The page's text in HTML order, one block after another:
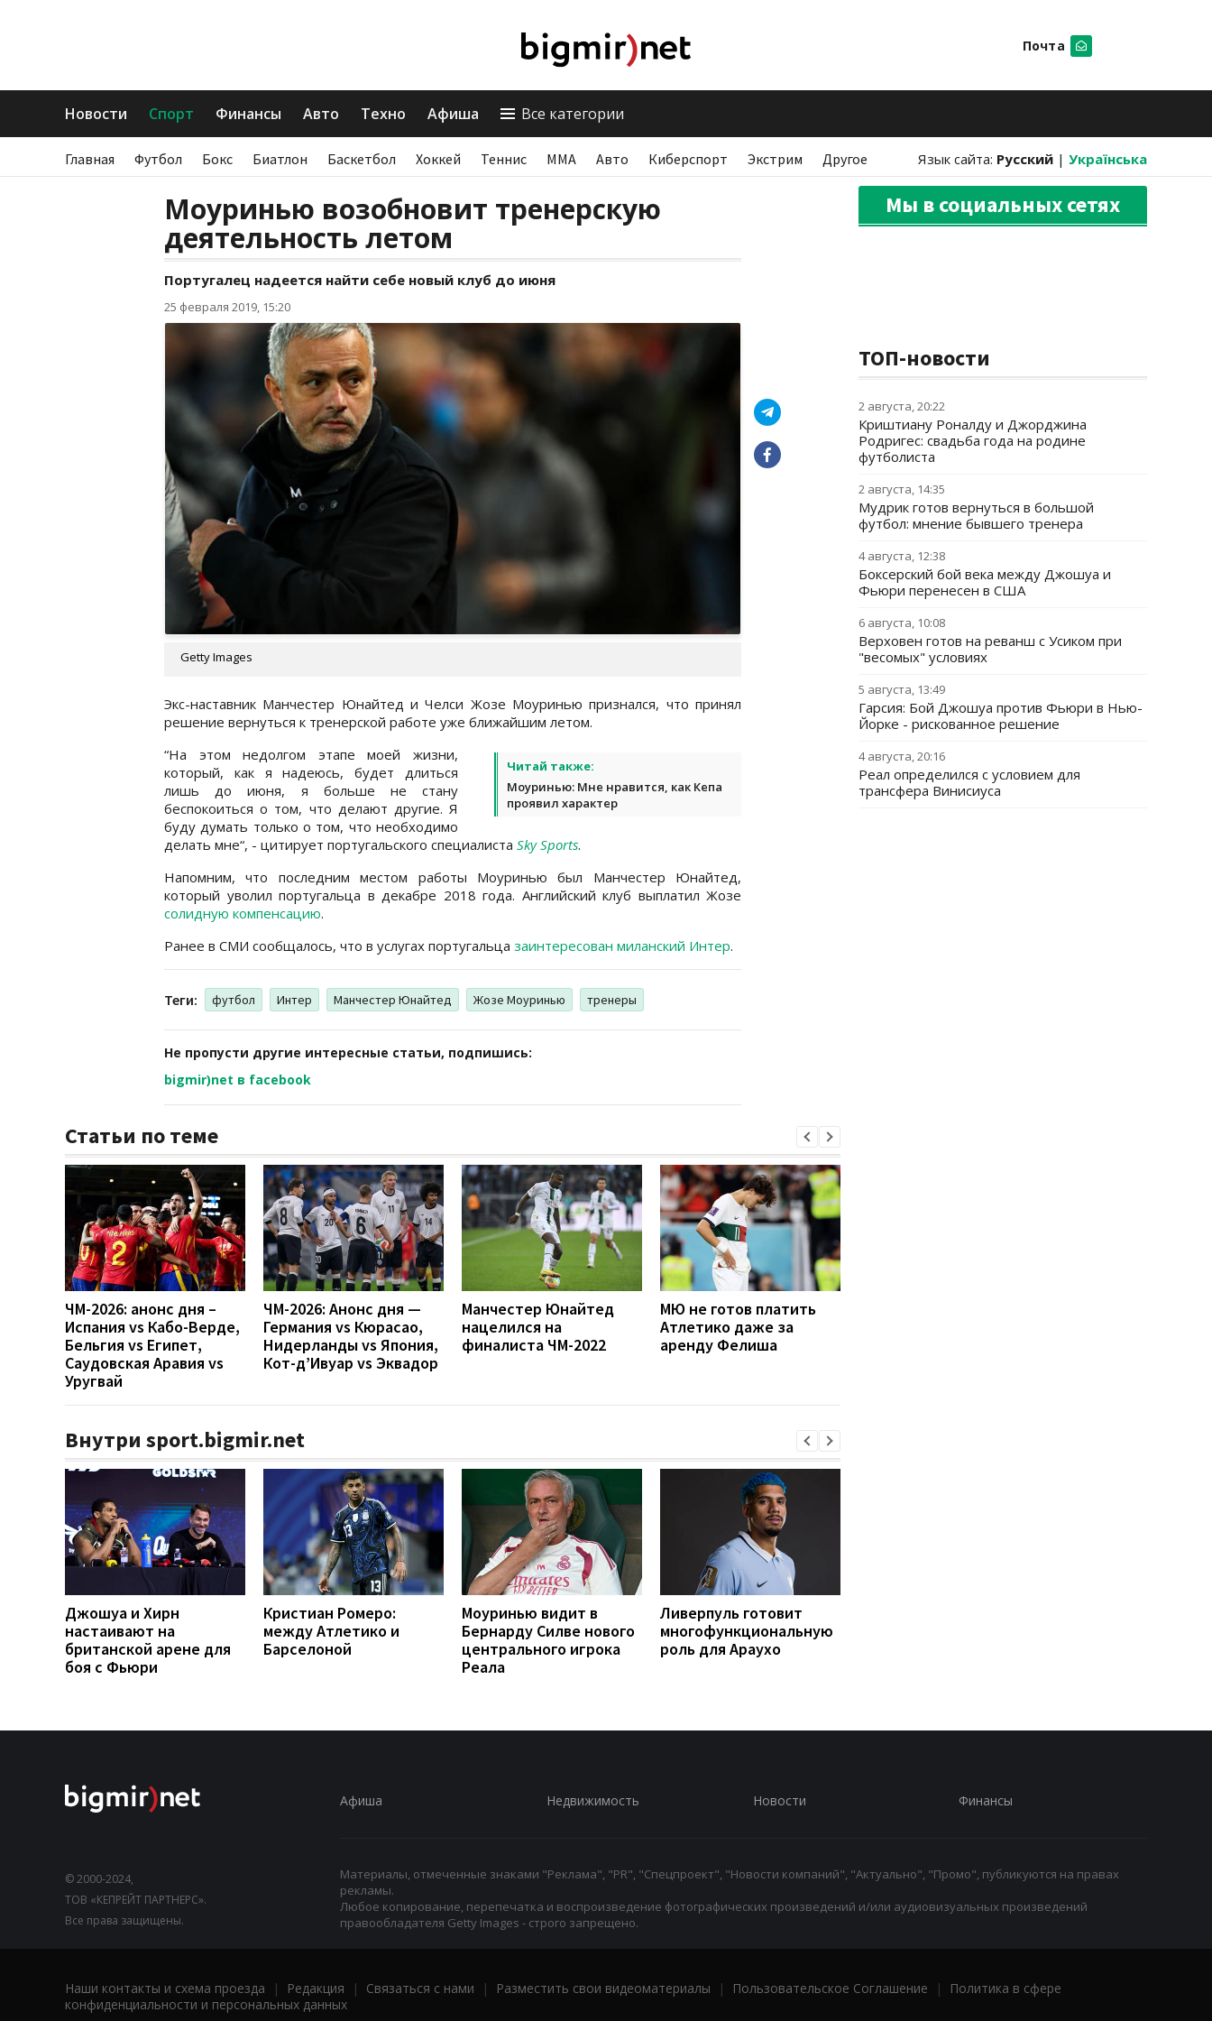
Почта
Новости Спорт Финансы Авто Техно Афиша Все категории
Главная Футбол Бокс Биатлон Баскетбол Хоккей Теннис ММА Авто Киберспорт Экстрим Другое Язык сайта: Русский | Українська
Моуринью возобновит тренерскую
деятельность летом
Португалец надеется найти себе новый клуб до июня
25 февраля 2019, 15:20
Getty Images
Экс-наставник Манчестер Юнайтед и Челси Жозе Моуринью признался, что принял
решение вернуться к тренерской работе уже ближайшим летом.
Читай также:
Моуринью: Мне нравится, как Кепа
проявил характер
“На этом недолгом этапе моей жизни,
который, как я надеюсь, будет длиться
лишь до июня, я больше не стану
беспокоиться о том, что делают другие. Я
буду думать только о том, что необходимо
делать мне“, - цитирует португальского специалиста Sky Sports.
Напомним, что последним местом работы Моуринью был Манчестер Юнайтед,
который уволил португальца в декабре 2018 года. Английский клуб выплатил Жозе
солидную компенсацию.
Ранее в СМИ сообщалось, что в услугах португальца заинтересован миланский Интер.
Теги: футбол Интер Манчестер Юнайтед Жозе Моуринью тренеры
Не пропусти другие интересные статьи, подпишись:
bigmir)net в facebook
Статьи по теме
ЧМ-2026: анонс дня –
Испания vs Кабо-Верде,
Бельгия vs Египет,
Саудовская Аравия vs
Уругвай
ЧМ-2026: Анонс дня —
Германия vs Кюрасао,
Нидерланды vs Япония,
Кот-д’Ивуар vs Эквадор
Манчестер Юнайтед
нацелился на
финалиста ЧМ-2022
МЮ не готов платить
Атлетико даже за
аренду Фелиша
Внутри sport.bigmir.net
Джошуа и Хирн
настаивают на
британской арене для
боя с Фьюри
Кристиан Ромеро:
между Атлетико и
Барселоной
Моуринью видит в
Бернарду Силве нового
центрального игрока
Реала
Ливерпуль готовит
многофункциональную
роль для Араухо
Мы в социальных сетях
ТОП-новости
2 августа, 20:22
Криштиану Роналду и Джорджина
Родригес: свадьба года на родине
футболиста
2 августа, 14:35
Мудрик готов вернуться в большой
футбол: мнение бывшего тренера
4 августа, 12:38
Боксерский бой века между Джошуа и
Фьюри перенесен в США
6 августа, 10:08
Верховен готов на реванш с Усиком при
"весомых" условиях
5 августа, 13:49
Гарсия: Бой Джошуа против Фьюри в Нью-
Йорке - рискованное решение
4 августа, 20:16
Реал определился с условием для
трансфера Винисиуса
© 2000-2024,
ТОВ «КЕПРЕЙТ ПАРТНЕРС».
Все права защищены.
Афиша Недвижимость Новости Финансы
Материалы, отмеченные знаками "Реклама", "PR", "Спецпроект", "Новости компаний", "Актуально", "Промо", публикуются на правах
рекламы.
Любое копирование, перепечатка и воспроизведение фотографических произведений и/или аудиовизуальных произведений
правообладателя Getty Images - строго запрещено.
Наши контакты и схема проезда | Редакция | Связаться с нами | Разместить свои видеоматериалы | Пользовательское Соглашение |
Политика в сфере
конфиденциальности и персональных данных